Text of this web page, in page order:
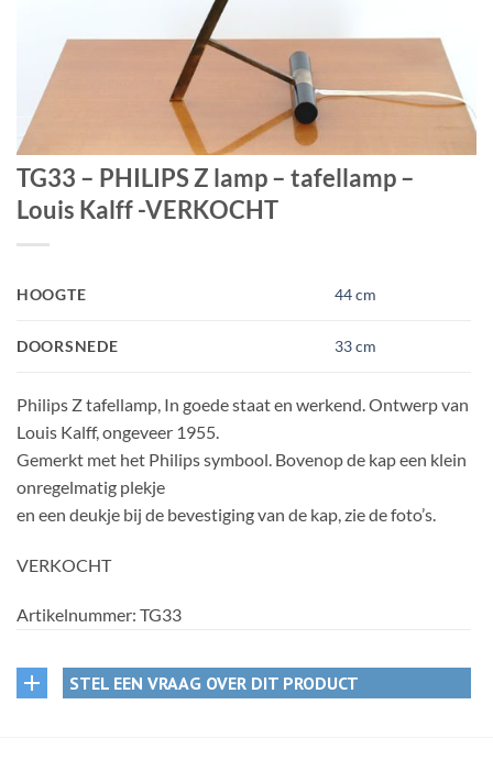
TG33 – PHILIPS Z lamp – tafellamp –
Louis Kalff -VERKOCHT
HOOGTE 44 cm
DOORSNEDE 33 cm
Philips Z tafellamp, In goede staat en werkend. Ontwerp van
Louis Kalff, ongeveer 1955.
Gemerkt met het Philips symbool. Bovenop de kap een klein
onregelmatig plekje
en een deukje bij de bevestiging van de kap, zie de foto’s.
VERKOCHT
Artikelnummer: TG33
STEL EEN VRAAG OVER DIT PRODUCT